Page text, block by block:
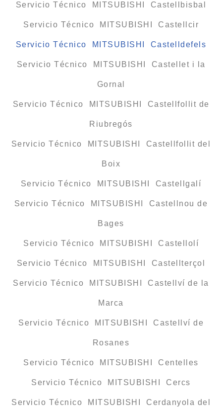
Servicio Técnico MITSUBISHI Castellbisbal
Servicio Técnico MITSUBISHI Castellcir
Servicio Técnico MITSUBISHI Castelldefels
Servicio Técnico MITSUBISHI Castellet i la
Gornal
Servicio Técnico MITSUBISHI Castellfollit de
Riubregós
Servicio Técnico MITSUBISHI Castellfollit del
Boix
Servicio Técnico MITSUBISHI Castellgalí
Servicio Técnico MITSUBISHI Castellnou de
Bages
Servicio Técnico MITSUBISHI Castellolí
Servicio Técnico MITSUBISHI Castellterçol
Servicio Técnico MITSUBISHI Castellví de la
Marca
Servicio Técnico MITSUBISHI Castellví de
Rosanes
Servicio Técnico MITSUBISHI Centelles
Servicio Técnico MITSUBISHI Cercs
Servicio Técnico MITSUBISHI Cerdanyola del